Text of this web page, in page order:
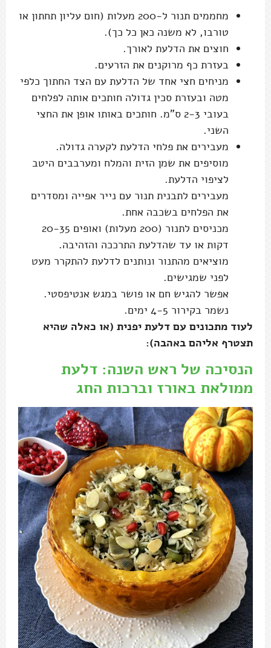
מחממים תנור ל-200 מעלות (חום עליון תחתון או
טורבו, לא משנה כאן כל כך).
חוצים את הדלעת לאורך.
בעזרת כף מרוקנים את הזרעים.
מניחים חצי אחד של הדלעת עם הצד החתוך כלפי
מטה ובעזרת סכין גדולה חותכים אותה לפלחים
בעובי 2-3 ס"מ. חותכים באותו אופן את החצי
השני.
מעבירים את פלחי הדלעת לקערה גדולה.
מוסיפים את שמן הזית והמלח ומערבבים היטב
לציפוי הדלעת.
מעבירים לתבנית תנור עם נייר אפייה ומסדרים
את הפלחים בשכבה אחת.
מכניסים לתנור (200 מעלות) ואופים 20-35
דקות או עד שהדלעת התרככה והזהיבה.
מוציאים מהתנור ונותנים לדלעת להתקרר מעט
לפני שמגישים.
אפשר להגיש חם או פושר במגש אנטיפסטי.
נשמר בקירור 4-5 ימים.
לעוד מתכונים עם דלעת יפנית (או כאלה שהיא
תצטרף אליהם באהבה):
הנסיכה של ראש השנה: דלעת
ממולאת באורז וברכות החג